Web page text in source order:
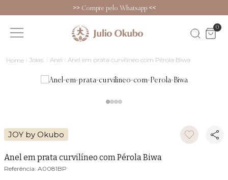
>>Compre pelo Whatsapp <<
0
Joias Anel Anel em prata curvilíneo com Pérola Biwa
JOY by Okubo
Anel em prata curvilíneo com Pérola Biwa
A0081BP